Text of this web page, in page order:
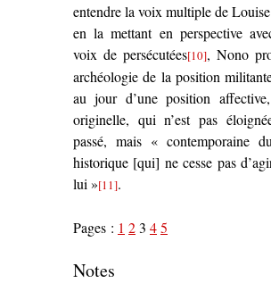
entendre la voix multiple de
en la mettant en perspective
voix de persécutées[10], Nono
archéologie de la position
au jour d’une position
originelle, qui n’est pas
passé, mais « contemporaine
historique [qui] ne cesse pas
lui »[11].
Pages : 1 23 45
Notes